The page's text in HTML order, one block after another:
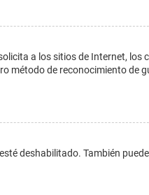
a los sitios de Internet, los
método de reconocimiento de
deshabilitado. También